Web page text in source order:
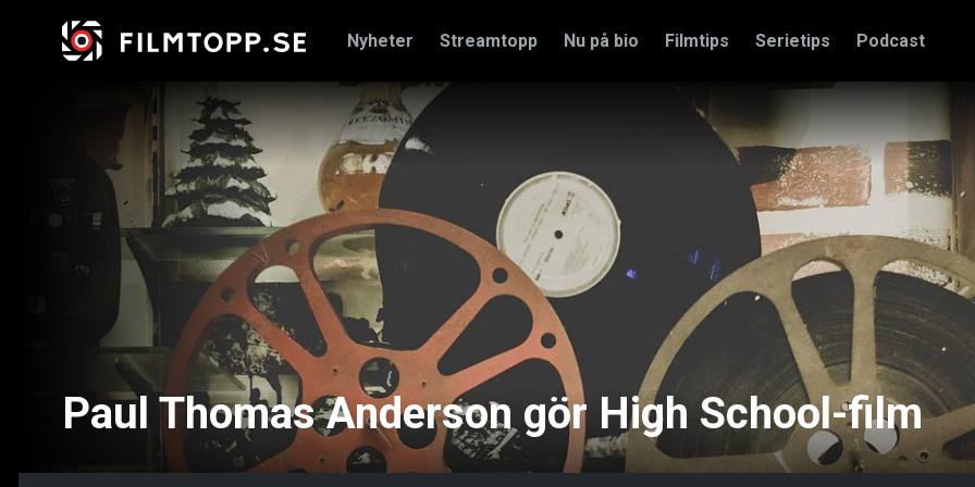
Nyheter Streamtopp Nu på bio Filmtips Serietips Podcast
Paul Thomas Anderson gör High School-film